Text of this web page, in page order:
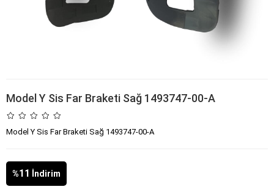
Model Y Sis Far Braketi Sağ 1493747-00-A
Model Y Sis Far Braketi Sağ 1493747-00-A
%11 İndirim